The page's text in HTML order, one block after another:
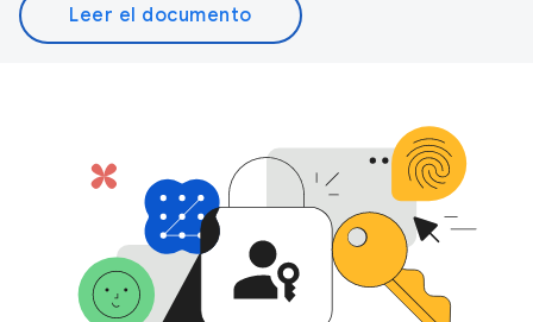
Leer el documento